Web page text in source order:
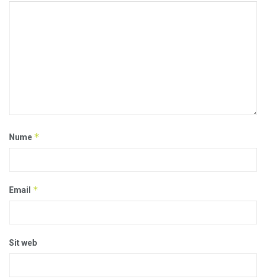
Nume *
Email *
Sit web